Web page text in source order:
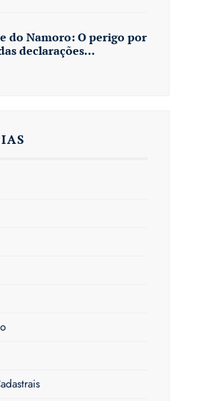
do Namoro: O perigo por
declarações…